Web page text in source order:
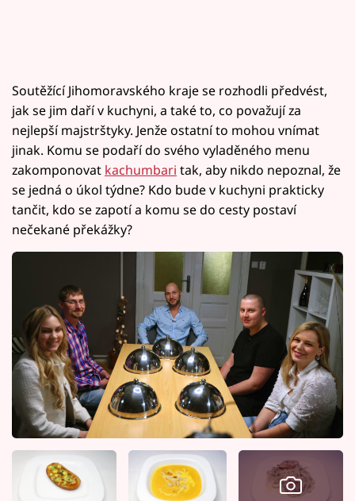
Soutěžící Jihomoravského kraje se rozhodli předvést,
jak se jim daří v kuchyni, a také to, co považují za
nejlepší majstrštyky. Jenže ostatní to mohou vnímat
jinak. Komu se podaří do svého vyladěného menu
zakomponovat kachumbari tak, aby nikdo nepoznal, že
se jedná o úkol týdne? Kdo bude v kuchyni prakticky
tančit, kdo se zapotí a komu se do cesty postaví
nečekané překážky?